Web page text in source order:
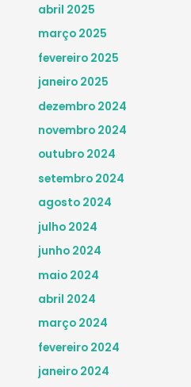
abril 2025
março 2025
fevereiro 2025
janeiro 2025
dezembro 2024
novembro 2024
outubro 2024
setembro 2024
agosto 2024
julho 2024
junho 2024
maio 2024
abril 2024
março 2024
fevereiro 2024
janeiro 2024